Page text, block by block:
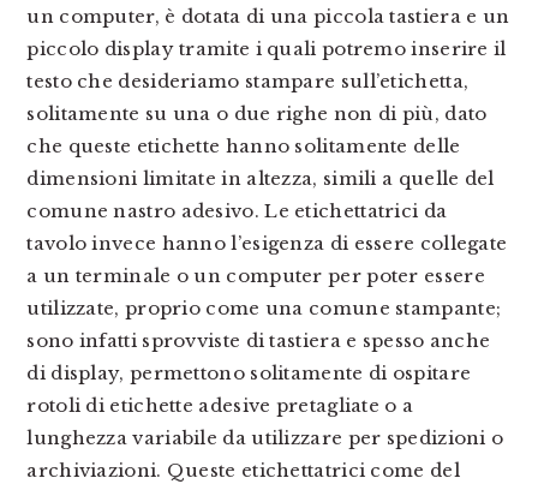
un computer, è dotata di una piccola tastiera e un
piccolo display tramite i quali potremo inserire il
testo che desideriamo stampare sull’etichetta,
solitamente su una o due righe non di più, dato
che queste etichette hanno solitamente delle
dimensioni limitate in altezza, simili a quelle del
comune nastro adesivo. Le etichettatrici da
tavolo invece hanno l’esigenza di essere collegate
a un terminale o un computer per poter essere
utilizzate, proprio come una comune stampante;
sono infatti sprovviste di tastiera e spesso anche
di display, permettono solitamente di ospitare
rotoli di etichette adesive pretagliate o a
lunghezza variabile da utilizzare per spedizioni o
archiviazioni. Queste etichettatrici come del